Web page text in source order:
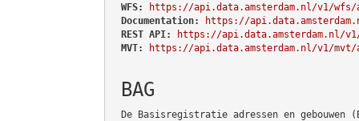
WFS:
https://api.data.amsterdam.nl/v1/wfs/
Documentation:
https://
REST API:
https://api.data.amsterdam.nl/v1/
MVT:
https://api.data.amsterdam.nl/v1/mvt/
BAG
De Basisregistratie adressen en gebouwen